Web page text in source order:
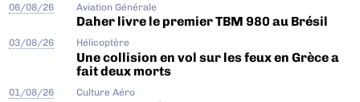
06/08/26 Aviation Générale
Daher livre le premier TBM 980 au Brésil
03/08/26 Hélicoptère
Une collision en vol sur les feux en Grèce a
fait deux morts
01/08/26 Culture Aéro